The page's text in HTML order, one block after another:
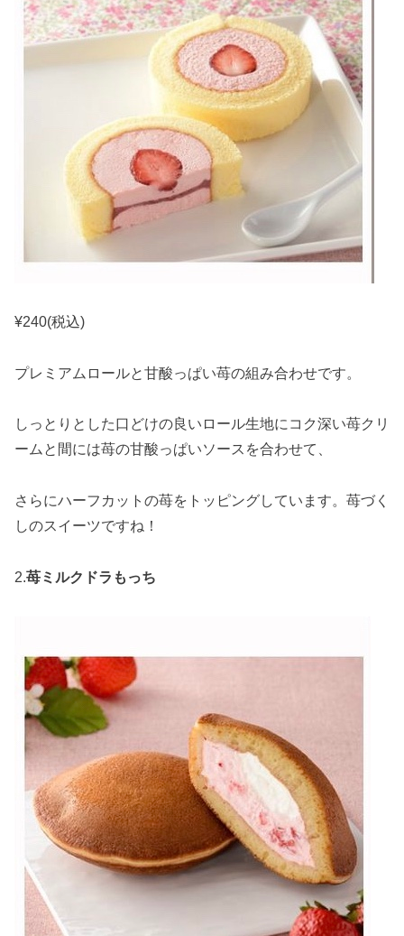
¥240(税込)
プレミアムロールと甘酸っぱい苺の組み合わせです。
しっとりとした口どけの良いロール生地にコク深い苺クリ
ームと間には苺の甘酸っぱいソースを合わせて、
さらにハーフカットの苺をトッピングしています。苺づく
しのスイーツですね！
2.苺ミルクドラもっち